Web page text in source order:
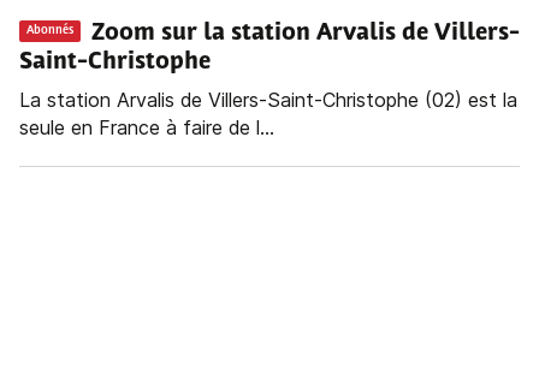
Abonnés
Zoom sur la station Arvalis de Villers-
Saint-Christophe
La station Arvalis de Villers-Saint-Christophe (02) est la
seule en France à faire de l...